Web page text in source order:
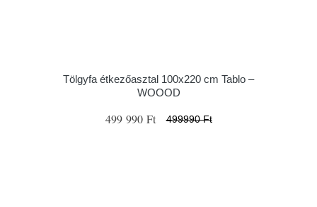
Tölgyfa étkezőasztal 100x220 cm Tablo –
WOOOD
499 990 Ft 499990 Ft